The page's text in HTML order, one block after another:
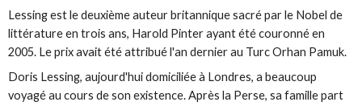
Lessing est le deuxième auteur britannique sacré par le Nobel de
littérature en trois ans, Harold Pinter ayant été couronné en
2005. Le prix avait été attribué l'an dernier au Turc Orhan Pamuk.
Doris Lessing, aujourd'hui domiciliée à Londres, a beaucoup
voyagé au cours de son existence. Après la Perse, sa famille part